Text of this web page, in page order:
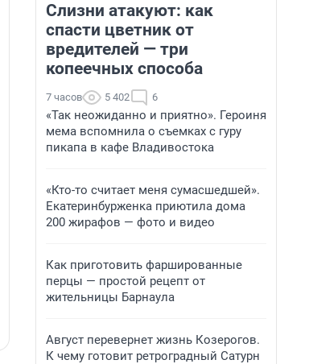
Слизни атакуют: как
спасти цветник от
вредителей — три
копеечных способа
7 часов 5 402 6
«Так неожиданно и приятно». Героиня
мема вспомнила о съемках с гуру
пикапа в кафе Владивостока
«Кто-то считает меня сумасшедшей».
Екатеринбурженка приютила дома
200 жирафов — фото и видео
Как приготовить фаршированные
перцы — простой рецепт от
жительницы Барнаула
Август перевернет жизнь Козерогов.
К чему готовит ретроградный Сатурн